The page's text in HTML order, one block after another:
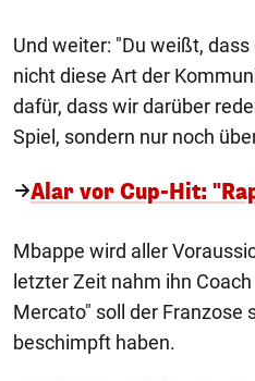
Und weiter: "Du weißt,
nicht diese Art der
dafür, dass wir darüber
Spiel, sondern nur noch
Alar vor Cup-Hit:
Mbappe wird aller
letzter Zeit nahm ihn
Mercato" soll der Franzose
beschimpft haben.